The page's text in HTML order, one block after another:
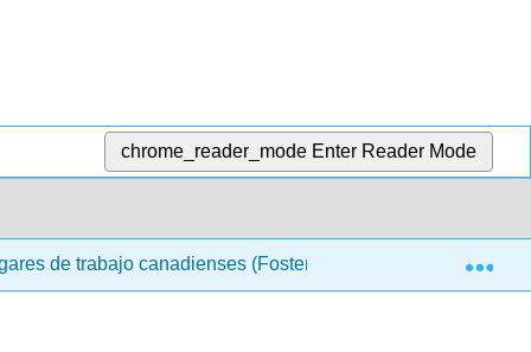
chrome_reader_mode Enter Reader Mode
de trabajo canadienses (Foster y Barnetson)